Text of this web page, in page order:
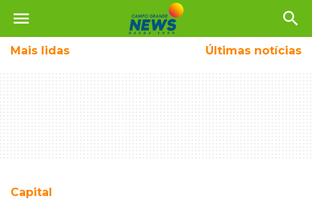
menu search
Mais lidas Últimas notícias
Capital